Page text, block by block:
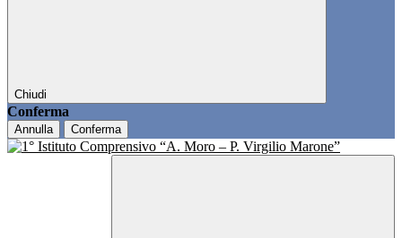
Chiudi
Conferma
Annulla Conferma